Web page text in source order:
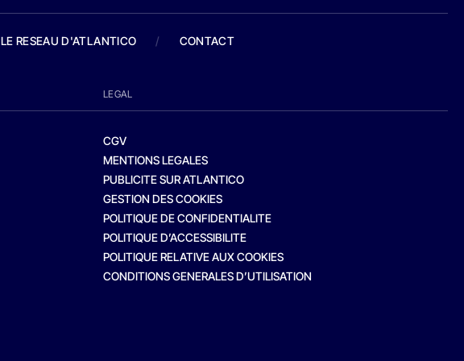
LE RESEAU D'ATLANTICO / CONTACT
LEGAL
CGV
MENTIONS LEGALES
PUBLICITE SUR ATLANTICO
GESTION DES COOKIES
POLITIQUE DE CONFIDENTIALITE
POLITIQUE D’ACCESSIBILITE
POLITIQUE RELATIVE AUX COOKIES
CONDITIONS GENERALES D’UTILISATION